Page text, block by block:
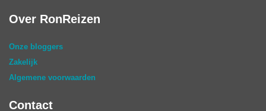
Over RonReizen
Onze bloggers
Zakelijk
Algemene voorwaarden
Contact